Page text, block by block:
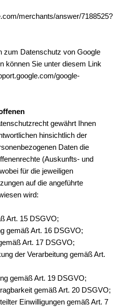
merchants/answer/7188525?
zum Datenschutz von Google
können Sie unter diesem Link
google-
gewährt Ihnen
hinsichtlich der
Daten die
(Auskunfts- und
für die jeweiligen
auf die angeführte
wird:
Art. 15 DSGVO;
gemäß Art. 16 DSGVO;
Art. 17 DSGVO;
der Verarbeitung gemäß Art.
gemäß Art. 19 DSGVO;
gemäß Art. 20 DSGVO;
Einwilligungen gemäß Art. 7